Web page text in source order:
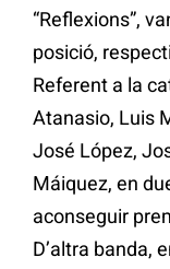
“Reflexions”,
posició,
Referent a la
Atanasio, Luis
José López,
Máiquez, en
aconseguir
D’altra banda,